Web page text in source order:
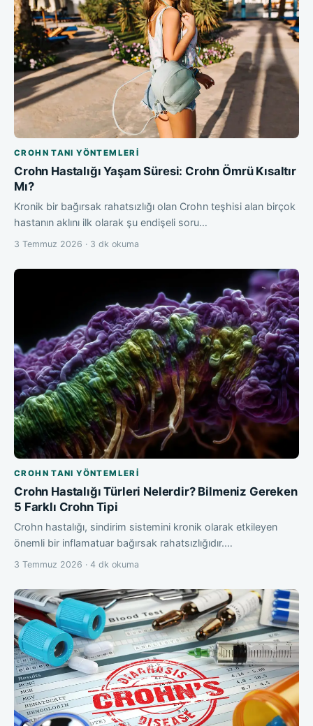
CROHN TANI YÖNTEMLERI
Crohn Hastalığı Yaşam Süresi: Crohn Ömrü Kısaltır
Mı?
Kronik bir bağırsak rahatsızlığı olan Crohn teşhisi alan birçok
hastanın aklını ilk olarak şu endişeli soru…
3 Temmuz 2026 · 3 dk okuma
CROHN TANI YÖNTEMLERI
Crohn Hastalığı Türleri Nelerdir? Bilmeniz Gereken
5 Farklı Crohn Tipi
Crohn hastalığı, sindirim sistemini kronik olarak etkileyen
önemli bir inflamatuar bağırsak rahatsızlığıdır.…
3 Temmuz 2026 · 4 dk okuma